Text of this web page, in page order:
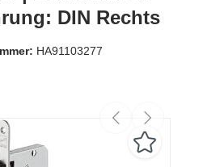
DIN Rechts
HA91103277